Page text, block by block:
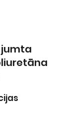
jumta